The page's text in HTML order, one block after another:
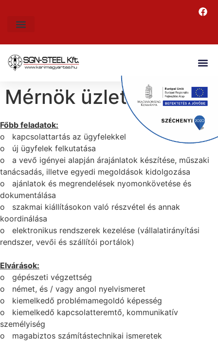
Mérnök üzletkötő
Főbb feladatok:
o kapcsolattartás az ügyfelekkel
o új ügyfelek felkutatása
o a vevő igényei alapján árajánlatok készítése, műszaki
tanácsadás, illetve egyedi megoldások kidolgozása
o ajánlatok és megrendelések nyomonkövetése és
dokumentálása
o szakmai kiállításokon való részvétel és annak
koordinálása
o elektronikus rendszerek kezelése (vállalatirányítási
rendszer, vevői és szállítói portálok)
Elvárások:
o gépészeti végzettség
o német, és / vagy angol nyelvismeret
o kiemelkedő problémamegoldó képesség
o kiemelkedő kapcsolatteremtő, kommunikatív
személyiség
o magabiztos számítástechnikai ismeretek